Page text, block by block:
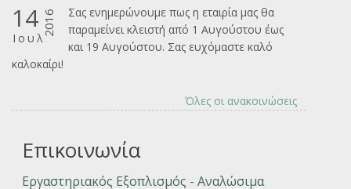
14
Ιουλ
2016
Σας ενημερώνουμε πως η εταιρία μας θα
παραμείνει κλειστή από 1 Αυγούστου έως
και 19 Αυγούστου. Σας ευχόμαστε καλό
καλοκαίρι!
Όλες οι ανακοινώσεις
Επικοινωνία
Εργαστηριακός Εξοπλισμός - Αναλώσιμα